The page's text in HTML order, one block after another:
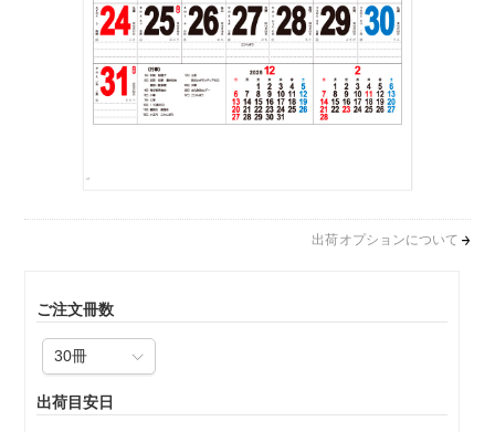
出荷オプションについて
ご注文冊数
出荷目安日